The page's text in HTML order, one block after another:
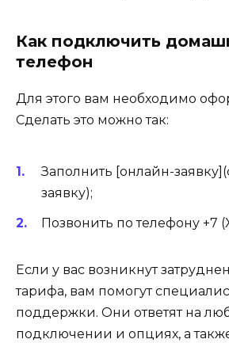
Как подключить
телефон
Для этого вам необходимо
Сделать это можно так:
Заполнить [онлайн-
заявку);
Позвонить по телефону +7
Если у вас возникнут
тарифа, вам помогут
поддержки. Они ответят на
подключении и опциях, а